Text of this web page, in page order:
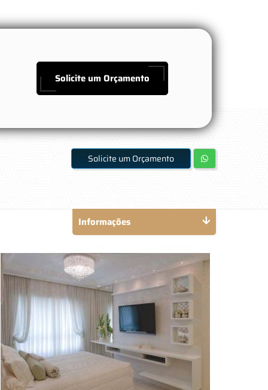
Solicite um Orçamento
Solicite um Orçamento
Informações